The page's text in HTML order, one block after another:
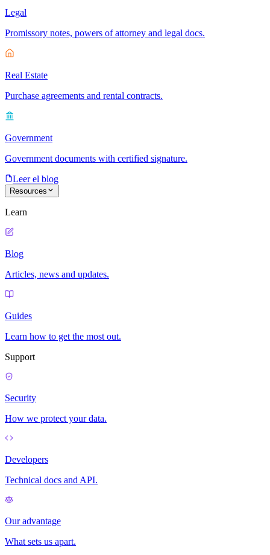
Legal
Promissory notes, powers of attorney and legal docs.
Real Estate
Purchase agreements and rental contracts.
Government
Government documents with certified signature.
Leer el blog
Resources
Learn
Blog
Articles, news and updates.
Guides
Learn how to get the most out.
Support
Security
How we protect your data.
Developers
Technical docs and API.
Our advantage
What sets us apart.